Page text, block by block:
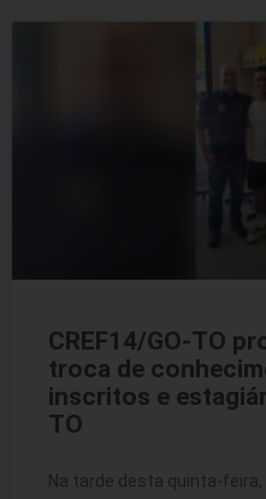
CREF14/GO-TO
troca de
inscritos e
TO
Na tarde desta quinta-